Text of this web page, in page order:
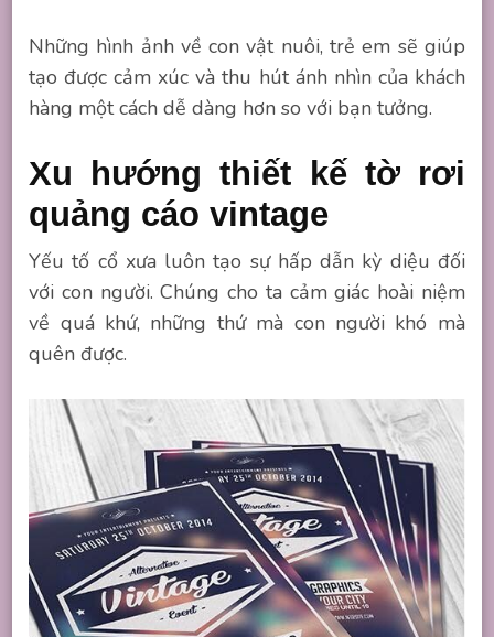
Những hình ảnh về con vật nuôi, trẻ em sẽ giúp
tạo được cảm xúc và thu hút ánh nhìn của khách
hàng một cách dễ dàng hơn so với bạn tưởng.
Xu hướng thiết kế tờ rơi
quảng cáo vintage
Yếu tố cổ xưa luôn tạo sự hấp dẫn kỳ diệu đối
với con người. Chúng cho ta cảm giác hoài niệm
về quá khứ, những thứ mà con người khó mà
quên được.